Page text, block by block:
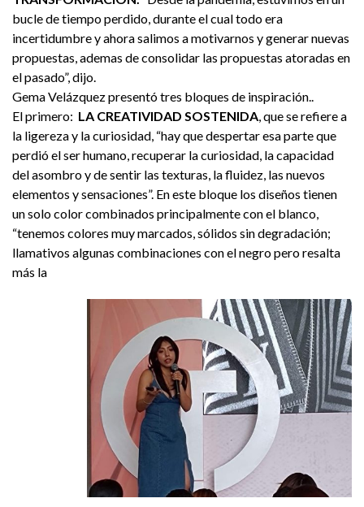
bucle de tiempo perdido, durante el cual todo era
incertidumbre y ahora salimos a motivarnos y generar nuevas
propuestas, ademas de consolidar las propuestas atoradas en
el pasado”, dijo.
Gema Velázquez presentó tres bloques de inspiración..
El primero: LA CREATIVIDAD SOSTENIDA, que se refiere a
la ligereza y la curiosidad, “hay que despertar esa parte que
perdió el ser humano, recuperar la curiosidad, la capacidad
del asombro y de sentir las texturas, la fluidez, las nuevos
elementos y sensaciones”. En este bloque los diseños tienen
un solo color combinados principalmente con el blanco,
“tenemos colores muy marcados, sólidos sin degradación;
llamativos algunas combinaciones con el negro pero resalta
más la